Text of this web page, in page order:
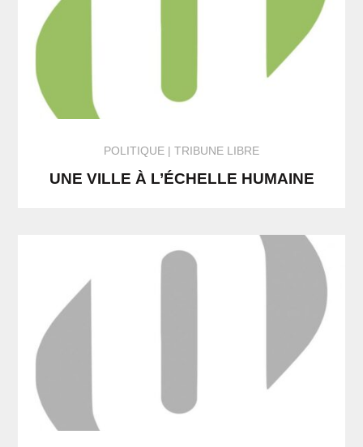
POLITIQUE TRIBUNE LIBRE
UNE VILLE À L’ÉCHELLE HUMAINE